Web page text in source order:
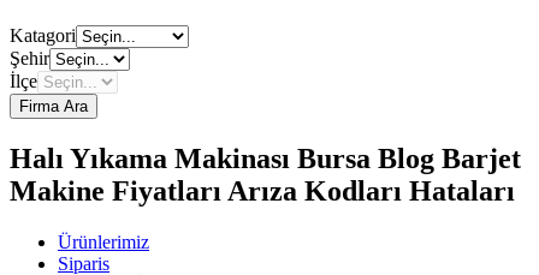
Katagori
Şehir
İlçe
Firma Ara
Halı Yıkama Makinası Bursa Blog Barjet
Makine Fiyatları Arıza Kodları Hataları
Ürünlerimiz
Siparis